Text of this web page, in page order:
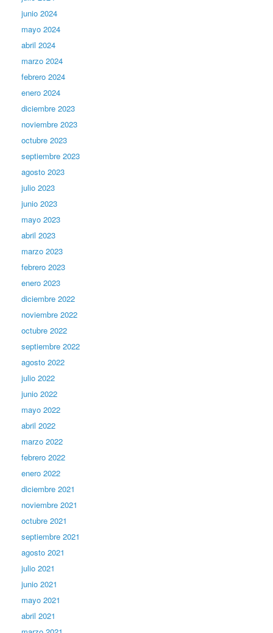
junio 2024
mayo 2024
abril 2024
marzo 2024
febrero 2024
enero 2024
diciembre 2023
noviembre 2023
octubre 2023
septiembre 2023
agosto 2023
julio 2023
junio 2023
mayo 2023
abril 2023
marzo 2023
febrero 2023
enero 2023
diciembre 2022
noviembre 2022
octubre 2022
septiembre 2022
agosto 2022
julio 2022
junio 2022
mayo 2022
abril 2022
marzo 2022
febrero 2022
enero 2022
diciembre 2021
noviembre 2021
octubre 2021
septiembre 2021
agosto 2021
julio 2021
junio 2021
mayo 2021
abril 2021